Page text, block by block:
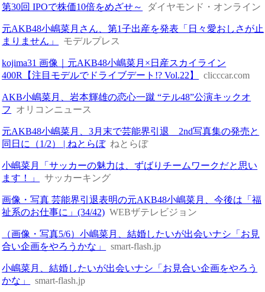
第30回 IPOで株価10倍をめざせ～
ダイヤモンド・オンライン
元AKB48小嶋菜月さん、第1子出産を発表「日々愛おしさが止
まりません」
モデルプレス
kojima31 画像｜元AKB48小嶋菜月×日産スカイライン
400R【注目モデルでドライブデート!? Vol.22】
clicccar.com
AKB小嶋菜月、岩本輝雄の恋心一蹴 “テル48”公演キックオ
フ
オリコンニュース
元AKB48小嶋菜月、3月末で芸能界引退 2nd写真集の発売と
同日に（1/2） | ねとらぼ ねとらぼ
小嶋菜月「サッカーの魅力は、ずばりチームワークだと思い
ます！」
サッカーキング
画像・写真 芸能界引退表明の元AKB48小嶋菜月、今後は「福
祉系のお仕事に」(34/42) WEBザテレビジョン
（画像・写真5/6）小嶋菜月、結婚したいが出会いナシ「お見
合い企画をやろうかな」
smart-flash.jp
小嶋菜月、結婚したいが出会いナシ「お見合い企画をやろう
かな」
smart-flash.jp